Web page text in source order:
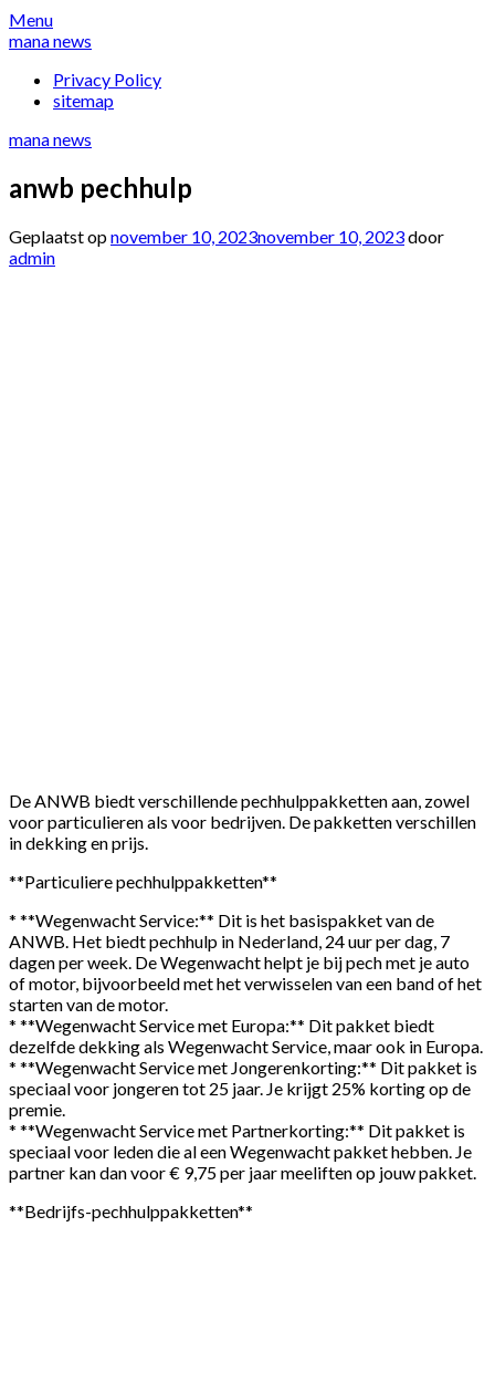
Overslaan
naar
Menu
mana news
Privacy Policy
sitemap
mana news
anwb pechhulp
Geplaatst opnovember 10, 2023november 10, 2023door
admin
De ANWB biedt verschillende pechhulppakketten aan, zowel
voor particulieren als voor bedrijven. De pakketten verschillen
in dekking en prijs.
**Particuliere pechhulppakketten**
* **Wegenwacht Service:** Dit is het basispakket van de
ANWB. Het biedt pechhulp in Nederland, 24 uur per dag, 7
dagen per week. De Wegenwacht helpt je bij pech met je auto
of motor, bijvoorbeeld met het verwisselen van een band of het
starten van de motor.
* **Wegenwacht Service met Europa:** Dit pakket biedt
dezelfde dekking als Wegenwacht Service, maar ook in Europa.
* **Wegenwacht Service met Jongerenkorting:** Dit pakket is
speciaal voor jongeren tot 25 jaar. Je krijgt 25% korting op de
premie.
* **Wegenwacht Service met Partnerkorting:** Dit pakket is
speciaal voor leden die al een Wegenwacht pakket hebben. Je
partner kan dan voor € 9,75 per jaar meeliften op jouw pakket.
**Bedrijfs-pechhulppakketten**